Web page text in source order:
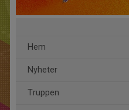
Hem
Nyheter
Truppen